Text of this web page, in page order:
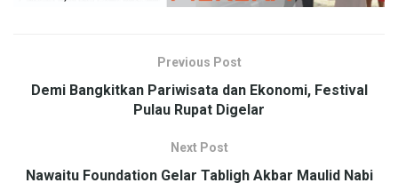
Previous Post
Demi Bangkitkan Pariwisata dan Ekonomi, Festival
Pulau Rupat Digelar
Next Post
Nawaitu Foundation Gelar Tabligh Akbar Maulid Nabi